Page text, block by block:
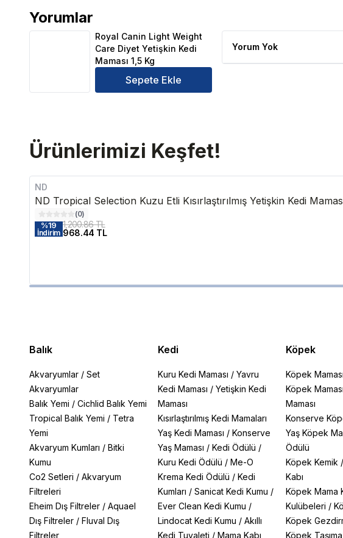
Yorumlar
Royal Canin Light Weight Care Diyet Yetişkin Kedi Maması 1,5 Kg
Royal Canin Light Weight
Care Diyet Yetişkin Kedi
Maması 1,5 Kg
Sepete Ekle
Yorum Yok
Ürünlerimizi Keşfet!
ND
ND Tropical Selection Kuzu Etli Kısırlaştırılmış Yetişkin Kedi
(0)
%19
İndirim
1,200.86 TL
968.44 TL
Balık
Akvaryumlar / Set
Akvaryumlar
Balık Yemi / Cichlid Balık Yemi
Tropical Balık Yemi / Tetra
Yemi
Akvaryum Kumları / Bitki
Kumu
Co2 Setleri / Akvaryum
Filtreleri
Eheim Dış Filtreler / Aquael
Dış Filtreler / Fluval Dış
Filtreler
Kedi
Kuru Kedi Maması / Yavru
Kedi Maması / Yetişkin Kedi
Maması
Kısırlaştırılmış Kedi Mamaları
Yaş Kedi Maması / Konserve
Yaş Maması / Kedi Ödülü /
Kuru Kedi Ödülü / Me-O
Krema Kedi Ödülü / Kedi
Kumları / Sanicat Kedi Kumu /
Ever Clean Kedi Kumu /
Lindocat Kedi Kumu / Akıllı
Kedi Tuvaleti / Mama Kabı
Köpek
Köpek Maması
Köpek Maması
Maması
Konserve
Yaş Köpek
Ödülü
Köpek Kemik
Kabı
Köpek Mama
Kulübeleri /
Köpek
Köpek